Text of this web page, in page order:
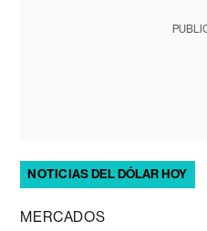
NOTICIAS DEL DÓLAR HOY
MERCADOS